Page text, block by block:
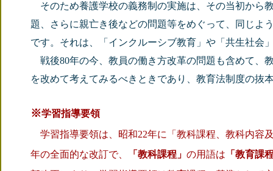
そのため養護学校の義務制の実施は、その当初から
題、さらに親亡き後などの問題等をめぐって、同じよ
です。それは、「インクルーシブ教育」や「共生社会
戦後80年の今、教員の働き方改革の問題も含めて、
を改めて考えてみるべきときであり、教育法制度の抜
※学習指導要領
学習指導要領は、 昭和22年に「教科課程、教科内容
年の全面的な改訂で、
「教科課程」 の用語は 「教育課